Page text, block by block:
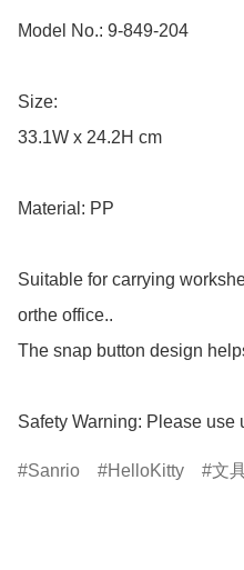
Model No.: 9-849-204
Size:
33.1W x 24.2H cm
Material: PP
Suitable for carrying
orthe office..
The snap button design
Safety Warning: Please use
Sanrio HelloKitty 文